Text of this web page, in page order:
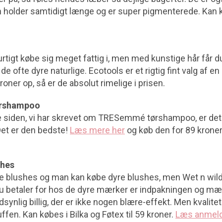
holder samtidigt længe og er super pigmenterede. Kan
købe sig meget fattig i, men med kunstige hår får
ofte dyre naturlige. Ecotools er et rigtig fint valg af
op, så er de absolut rimelige i prisen.
vi har skrevet om TRESemmé tørshampoo, er
er den bedste! Læs mere her og køb den for 89
blushes og man kan købe dyre blushes, men Wet n
betaler for hos de dyre mærker er indpakningen og
billig, der er ikke nogen blære-effekt. Men
Kan købes i Bilka og Føtex til 59 kroner. Læs